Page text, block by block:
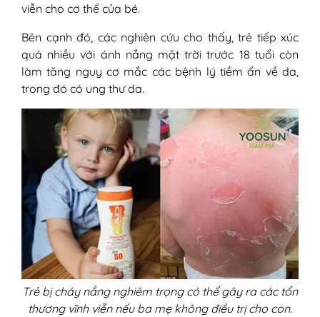
viễn cho cơ thể của bé.
Bên cạnh đó, các nghiên cứu cho thấy, trẻ tiếp xúc
quá nhiều với ánh nắng mặt trời trước 18 tuổi còn
làm tăng nguy cơ mắc các bệnh lý tiềm ẩn về da,
trong đó có ung thư da.
Trẻ bị cháy nắng nghiêm trọng có thể gây ra các tổn
thương vĩnh viễn nếu ba mẹ không điều trị cho con.